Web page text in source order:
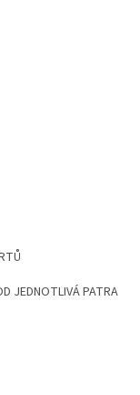
JEDNOTLIVÁ PATRA